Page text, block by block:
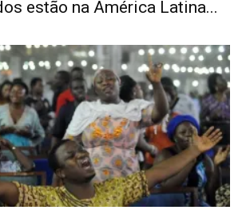
estão na América Latina...